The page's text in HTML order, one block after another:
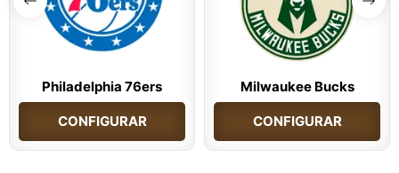
Philadelphia 76ers
CONFIGURAR
Milwaukee Bucks
CONFIGURAR